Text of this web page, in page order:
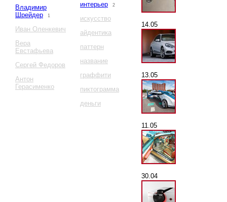
Владимир
Шрейдер
1
Иван Оленкевич
Вера
Евстафьева
Сергей Федоров
Антон
Герасименко
интерьер
2
искусство
айдентика
паттерн
название
граффити
пиктограмма
деньги
14.05
13.05
11.05
30.04